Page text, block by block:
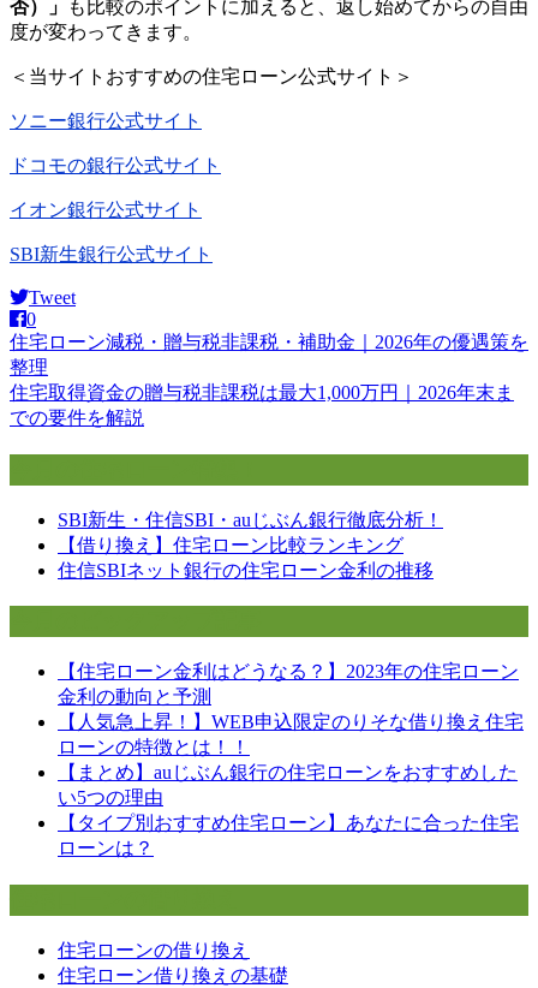
否）」
も比較のポイントに加えると、返し始めてからの自由
度が変わってきます。
＜当サイトおすすめの住宅ローン公式サイト＞
ソニー銀行公式サイト
ドコモの銀行公式サイト
イオン銀行公式サイト
SBI新生銀行公式サイト
Tweet
0
投
稿
ナ
ビ
住宅ローン減税・贈与税非課税・補助金｜2026年の優遇策を
整理
住宅取得資金の贈与税非課税は最大1,000万円｜2026年末ま
での要件を解説
SBI新生・住信SBI・auじぶん銀行徹底分析！
【借り換え】住宅ローン比較ランキング
住信SBIネット銀行の住宅ローン金利の推移
【住宅ローン金利はどうなる？】2023年の住宅ローン
金利の動向と予測
【人気急上昇！】WEB申込限定のりそな借り換え住宅
ローンの特徴とは！！
【まとめ】auじぶん銀行の住宅ローンをおすすめした
い5つの理由
【タイプ別おすすめ住宅ローン】あなたに合った住宅
ローンは？
住宅ローンの借り換え
住宅ローン借り換えの基礎